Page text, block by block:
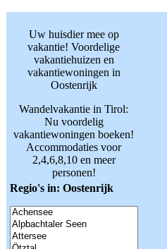
Uw huisdier mee op
vakantie! Voordelige
vakantiehuizen en
vakantiewoningen in
Oostenrijk
Wandelvakantie in Tirol:
Nu voordelig
vakantiewoningen boeken!
Accommodaties voor
2,4,6,8,10 en meer
personen!
Regio's in: Oostenrijk